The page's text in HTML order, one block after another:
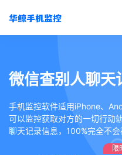
微信查别人聊天
手机监控软件适用iPhone、
可以监控获取对方的一切行动
聊天记录信息，100%完全不
限